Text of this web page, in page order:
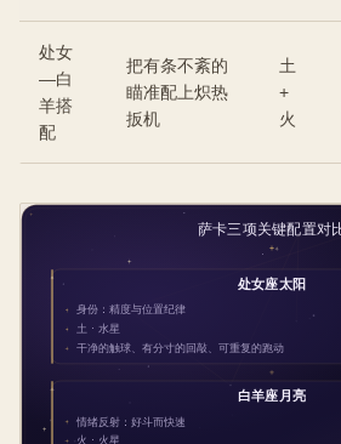
处女
—白
羊搭
配
把有条不紊的
瞄准配上炽热
扳机
土
+
火